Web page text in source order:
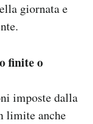
giornata e
finite o
imposte dalla
limite anche